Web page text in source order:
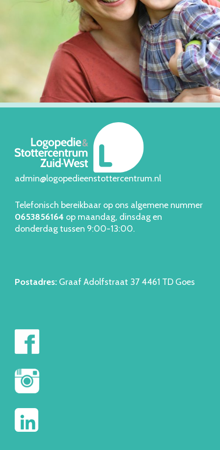
admin@logopedieenstottercentrum.nl
Telefonisch bereikbaar op ons algemene nummer
0653856164 op maandag, dinsdag en
donderdag tussen 9:00-13:00.
Postadres: Graaf Adolfstraat 37 4461 TD Goes